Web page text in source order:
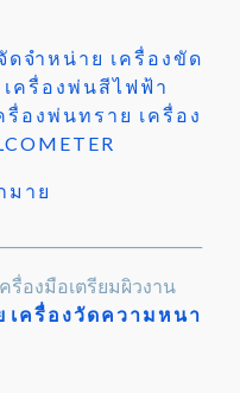
ดจำหน่าย เครื่องขัด
เครื่องพ่นสีไฟฟ้า
รื่องพ่นทราย เครื่อง
มาย
องมือเตรียมผิวงาน
เครื่องวัดความหนา